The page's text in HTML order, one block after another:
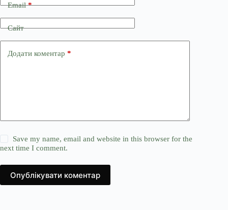
Email*
Сайт
Додати коментар *
Save my name, email and website in this browser for the
next time I comment.
Опублікувати коментар